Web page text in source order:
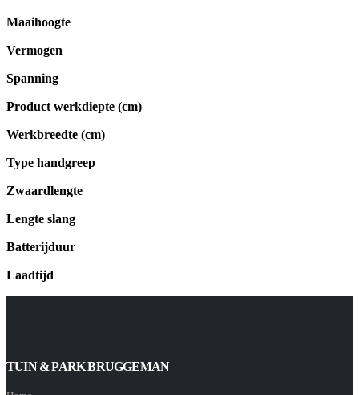
Maaihoogte
Vermogen
Spanning
Product werkdiepte (cm)
Werkbreedte (cm)
Type handgreep
Zwaardlengte
Lengte slang
Batterijduur
Laadtijd
TUIN & PARK BRUGGEMAN